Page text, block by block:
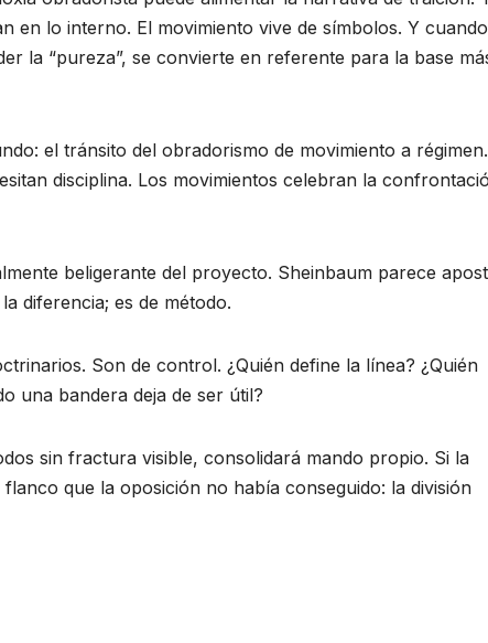
en lo interno. El movimiento vive de símbolos. Y cuando
la “pureza”, se convierte en referente para la base
el tránsito del obradorismo de movimiento a
disciplina. Los movimientos celebran la
beligerante del proyecto. Sheinbaum parece
diferencia; es de método.
Son de control. ¿Quién define la línea? ¿Quién
una bandera deja de ser útil?
sin fractura visible, consolidará mando propio. Si la
que la oposición no había conseguido: la división